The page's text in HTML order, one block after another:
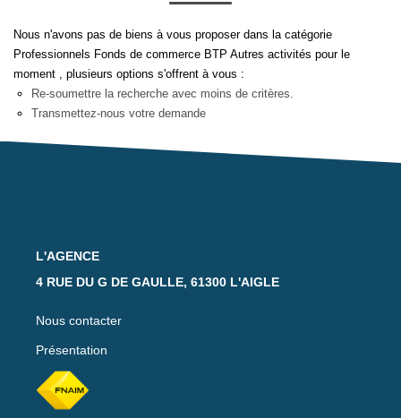
NOTRE AGENCE
Qui Sommes-Nous
Créer une alerte
Nous n'avons pas de biens à vous proposer dans la catégorie
Professionnels Fonds de commerce BTP Autres activités pour le
moment , plusieurs options s'offrent à vous :
Re-soumettre la recherche avec moins de critères.
Transmettez-nous votre demande
L'AGENCE
4 RUE DU G DE GAULLE, 61300 L'AIGLE
Nous contacter
Présentation